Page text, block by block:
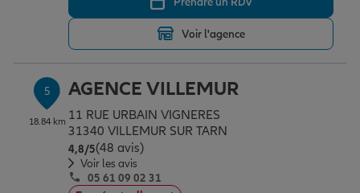
Voir l'agence
5
18.84 km
AGENCE VILLEMUR
11 RUE URBAIN VIGNERES
31340 VILLEMUR SUR TARN
4,8/5Note de 4.8 sur 5
(48 avis)
Voir les avis
05 61 09 02 31